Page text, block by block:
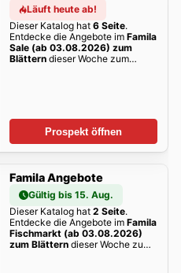
Läuft heute ab!
Dieser Katalog hat 6 Seite.
Entdecke die Angebote im Famila
Sale (ab 03.08.2026) zum
Blätterndieser Woche zum
Prospekt öffnen
Famila Angebote
Gültig bis 15. Aug.
Dieser Katalog hat 2 Seite.
Entdecke die Angebote im Famila
Fischmarkt (ab 03.08.2026)
zum Blätterndieser Woche zum